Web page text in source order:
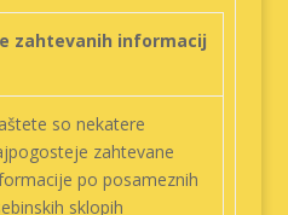
zahtevanih informacij
so nekatere
zahtevane
po posameznih
sklopih